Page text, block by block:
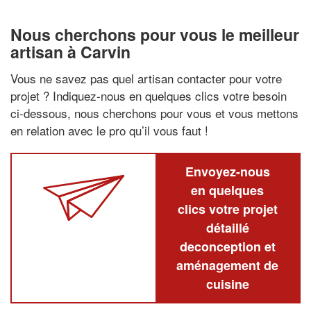
Nous cherchons pour vous le meilleur
artisan à Carvin
Vous ne savez pas quel artisan contacter pour votre
projet ? Indiquez-nous en quelques clics votre besoin
ci-dessous, nous cherchons pour vous et vous mettons
en relation avec le pro qu’il vous faut !
Envoyez-nous
en quelques
clics votre projet
détaillé
deconception et
aménagement de
cuisine